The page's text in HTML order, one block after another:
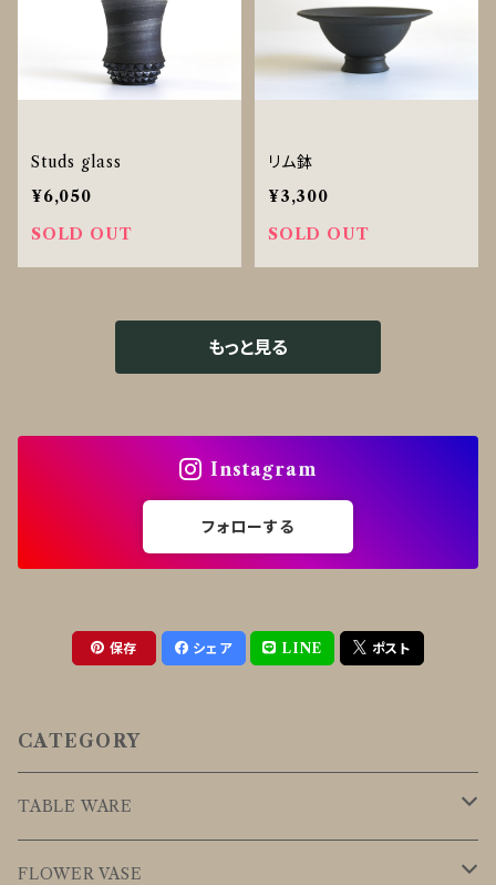
Studs glass
¥6,050
SOLD OUT
リム鉢
¥3,300
SOLD OUT
もっと見る
Instagram
フォローする
保存 シェア LINE ポスト
CATEGORY
TABLE WARE
Tribal series
FLOWER VASE